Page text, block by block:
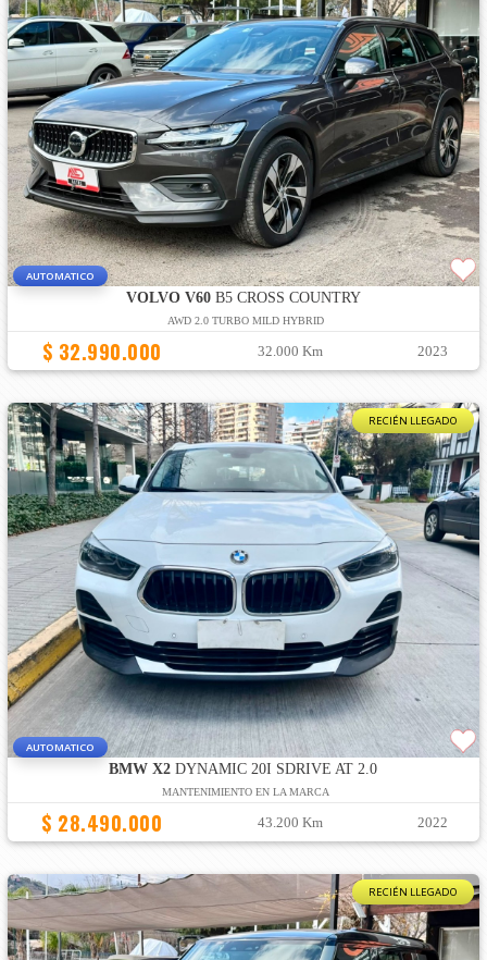
AUTOMATICO
VOLVO V60B5 CROSS COUNTRY
AWD 2.0 TURBO MILD HYBRID
$ 32.990.000 32.000 Km 2023
RECIÉN LLEGADO
AUTOMATICO
BMW X2 DYNAMIC 20I SDRIVE AT 2.0
MANTENIMIENTO EN LA MARCA
$ 28.490.000 43.200 Km 2022
RECIÉN LLEGADO